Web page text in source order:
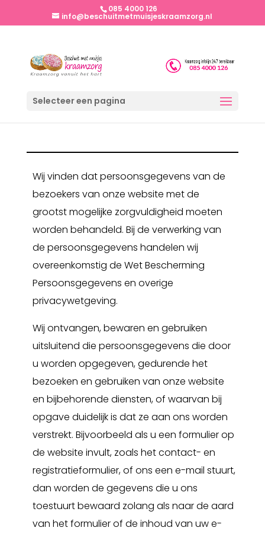
085 4000 126
info@beschuitmetmuisjeskraamzorg.nl
Selecteer een pagina
Wij vinden dat persoonsgegevens van de
bezoekers van onze website met de
grootst mogelijke zorgvuldigheid moeten
worden behandeld. Bij de verwerking van
de persoonsgegevens handelen wij
overeenkomstig de Wet Bescherming
Persoonsgegevens en overige
privacywetgeving.
Wij ontvangen, bewaren en gebruiken
uitsluitend die persoonsgegevens die door
u worden opgegeven, gedurende het
bezoeken en gebruiken van onze website
en bijbehorende diensten, of waarvan bij
opgave duidelijk is dat ze aan ons worden
verstrekt. Bijvoorbeeld als u een formulier op
de website invult, zoals het contact- en
registratieformulier, of ons een e-mail stuurt,
dan worden de gegevens die u ons
toestuurt bewaard zolang als naar de aard
van het formulier of de inhoud van uw e-